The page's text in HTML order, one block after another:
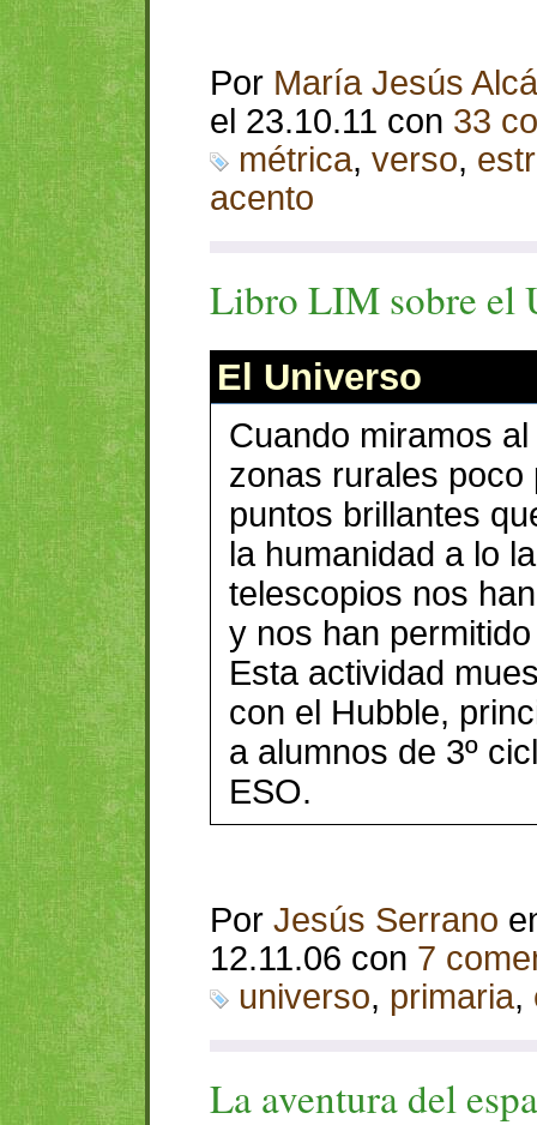
Por María Jesús
el 23.10.11 con 33
métrica, verso,
acento
Libro LIM sobre el
El Universo
Cuando miramos
zonas rurales
puntos brillantes
la humanidad a lo
telescopios nos
y nos han
Esta actividad
con el Hubble,
a alumnos de 3º
ESO.
Por Jesús Serrano
12.11.06 con 7
universo, primaria,
La aventura del